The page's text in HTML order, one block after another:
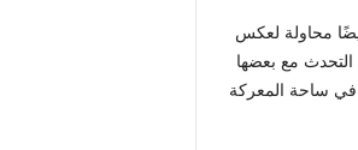
محاولة لعكس
مع بعضها
ساحة المعركة